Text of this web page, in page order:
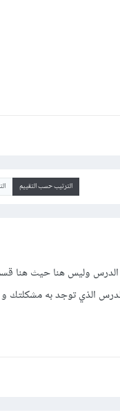
الترتيب حسب التقييم
وليس هنا حيث هنا قسم
الدرس الذي توجد به مشكلتك